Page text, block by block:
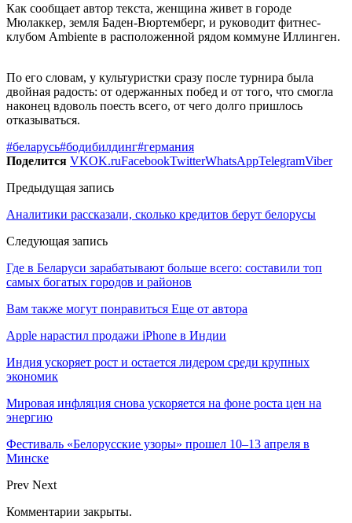
Как сообщает автор текста, женщина живет в городе
Мюлаккер, земля Баден-Вюртемберг, и руководит фитнес-
клубом Ambiente в расположенной рядом коммуне Иллинген.
По его словам, у культуристки сразу после турнира была
двойная радость: от одержанных побед и от того, что смогла
наконец вдоволь поесть всего, от чего долго пришлось
отказываться.
#беларусь#бодибилдинг#германия
Поделится VKOK.ruFacebookTwitterWhatsAppTelegramViber
Предыдущая запись
Аналитики рассказали, сколько кредитов берут белорусы
Следующая запись
Где в Беларуси зарабатывают больше всего: составили топ
самых богатых городов и районов
Вам также могут понравиться Еще от автора
Apple нарастил продажи iPhone в Индии
Индия ускоряет рост и остается лидером среди крупных
экономик
Мировая инфляция снова ускоряется на фоне роста цен на
энергию
Фестиваль «Белорусские узоры» прошел 10–13 апреля в
Минске
Prev Next
Комментарии закрыты.